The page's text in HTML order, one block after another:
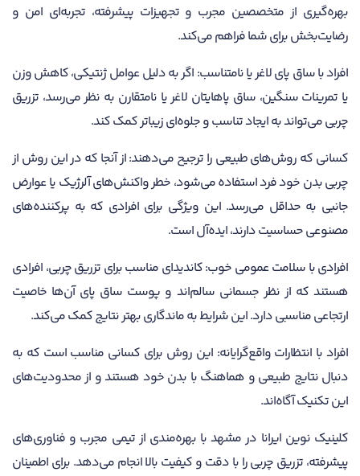
بهره‌گیری از متخصصین مجرب و تجهیزات پیشرفته، تجربه‌ای امن و
رضایت‌بخش برای شما فراهم می‌کند.
افراد با ساق پای لاغر یا نامتناسب: اگر به دلیل عوامل ژنتیکی، کاهش وزن
یا تمرینات سنگین، ساق پاهایتان لاغر یا نامتقارن به نظر می‌رسد، تزریق
چربی می‌تواند به ایجاد تناسب و جلوه‌ای زیباتر کمک کند.
کسانی که روش‌های طبیعی را ترجیح می‌دهند: از آنجا که در این روش از
چربی بدن خود فرد استفاده می‌شود، خطر واکنش‌های آلرژیک یا عوارض
جانبی به حداقل می‌رسد. این ویژگی برای افرادی که به پرکننده‌های
مصنوعی حساسیت دارند، ایده‌آل است.
افرادی با سلامت عمومی خوب: کاندیدای مناسب برای تزریق چربی، افرادی
هستند که از نظر جسمانی سالم‌اند و پوست ساق پای آن‌ها خاصیت
ارتجاعی مناسبی دارد. این شرایط به ماندگاری بهتر نتایج کمک می‌کند.
افراد با انتظارات واقع‌گرایانه: این روش برای کسانی مناسب است که به
دنبال نتایج طبیعی و هماهنگ با بدن خود هستند و از محدودیت‌های
این تکنیک آگاه‌اند.
کلینیک نوین ایرانا در مشهد با بهره‌مندی از تیمی مجرب و فناوری‌های
پیشرفته، تزریق چربی را با دقت و کیفیت بالا انجام می‌دهد. برای اطمینان